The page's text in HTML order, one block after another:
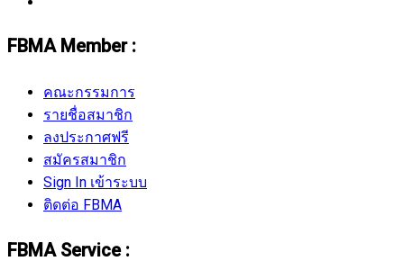
FBMA Member :
คณะกรรมการ
รายชื่อสมาชิก
ลงประกาศฟรี
สมัครสมาชิก
Sign In เข้าระบบ
ติดต่อ FBMA
FBMA Service :